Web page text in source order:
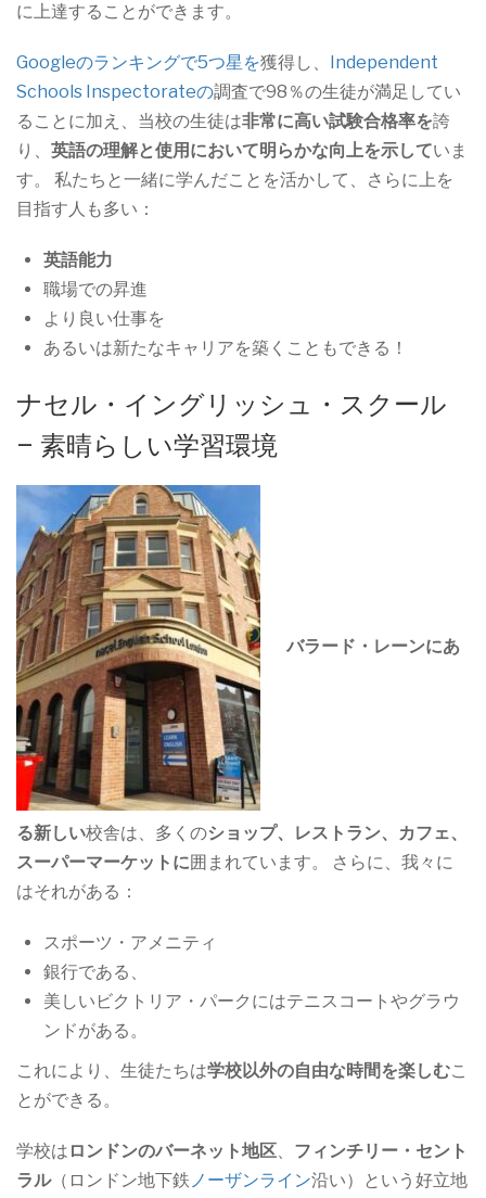
に上達することができます。
Googleのランキングで5つ星を獲得し、 Independent
Schools Inspectorateの調査で98％の生徒が満足してい
ることに加え、当校の生徒は非常に高い試験合格率を誇
り、 英語の理解と使用において明らかな向上を示していま
す。 私たちと一緒に学んだことを活かして、さらに上を
目指す人も多い：
英語能力
職場での昇進
より良い仕事を
あるいは新たなキャリアを築くこともできる！
ナセル・イングリッシュ・スクール
– 素晴らしい学習環境
バラード・レーンにあ
る新しい校舎は、多くのショップ、レストラン、カフェ、
スーパーマーケットに囲まれています。 さらに、我々に
はそれがある：
スポーツ・アメニティ
銀行である、
美しいビクトリア・パークにはテニスコートやグラウ
ンドがある。
これにより、生徒たちは学校以外の自由な時間を楽しむこ
とができる。
学校は ロンドンのバーネット地区、 フィンチリー・セント
ラル（ロンドン地下鉄 ノーザンライン沿い）という好立地